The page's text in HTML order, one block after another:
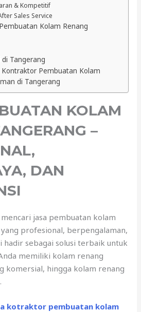
& Kompetitif
Sales Service
Kolam Renang
Tangerang
Kontraktor Pembuatan Kolam
di Tangerang
KOLAM
–
DAN
jasa pembuatan kolam
profesional, berpengalaman,
hadir sebagai solusi terbaik untuk
memiliki kolam renang
komersial, hingga kolam renang
kotraktor pembuatan kolam